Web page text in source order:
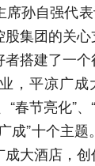
孙自强代
集团的关
搭建了一
，平凉广
“春节亮化”
成”十个主
大酒店，